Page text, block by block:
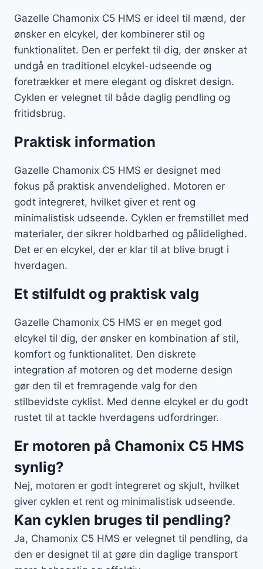
Gazelle Chamonix C5 HMS er ideel til mænd, der
ønsker en elcykel, der kombinerer stil og
funktionalitet. Den er perfekt til dig, der ønsker at
undgå en traditionel elcykel-udseende og
foretrækker et mere elegant og diskret design.
Cyklen er velegnet til både daglig pendling og
fritidsbrug.
Praktisk information
Gazelle Chamonix C5 HMS er designet med
fokus på praktisk anvendelighed. Motoren er
godt integreret, hvilket giver et rent og
minimalistisk udseende. Cyklen er fremstillet med
materialer, der sikrer holdbarhed og pålidelighed.
Det er en elcykel, der er klar til at blive brugt i
hverdagen.
Et stilfuldt og praktisk valg
Gazelle Chamonix C5 HMS er en meget god
elcykel til dig, der ønsker en kombination af stil,
komfort og funktionalitet. Den diskrete
integration af motoren og det moderne design
gør den til et fremragende valg for den
stilbevidste cyklist. Med denne elcykel er du godt
rustet til at tackle hverdagens udfordringer.
Er motoren på Chamonix C5 HMS
synlig?
Nej, motoren er godt integreret og skjult, hvilket
giver cyklen et rent og minimalistisk udseende.
Kan cyklen bruges til pendling?
Ja, Chamonix C5 HMS er velegnet til pendling, da
den er designet til at gøre din daglige transport